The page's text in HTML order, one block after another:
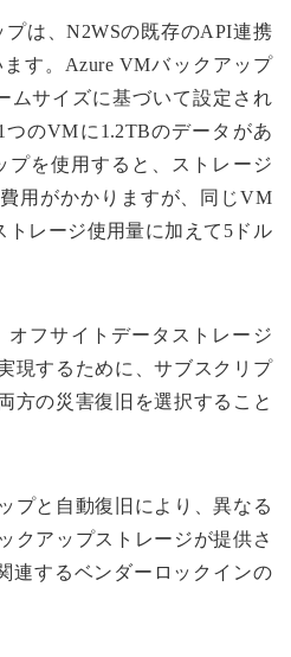
プは、N2WSの既存のAPI連携
す。Azure VMバックアップ
ムサイズに基づいて設定され
つのVMに1.2TBのデータがあ
プを使用すると、ストレージ
用がかかりますが、同じVM
トレージ使用量に加えて5ドル
オフサイトデータストレージ
現するために、サブスクリプ
方の災害復旧を選択すること
プと自動復旧により、異なる
クアップストレージが提供さ
連するベンダーロックインの